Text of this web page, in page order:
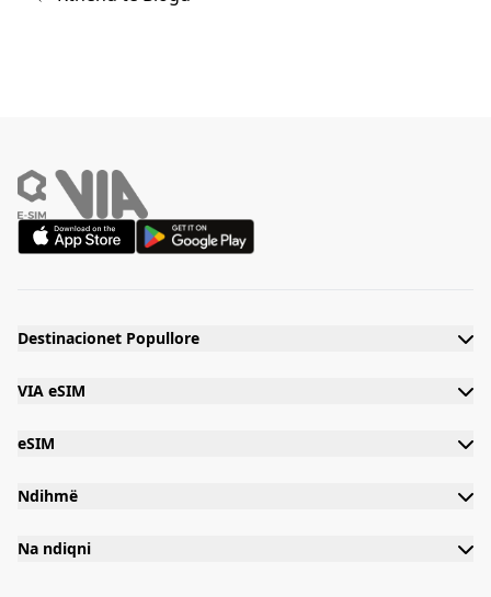
Destinacionet Popullore
VIA eSIM
eSIM
Ndihmë
Na ndiqni